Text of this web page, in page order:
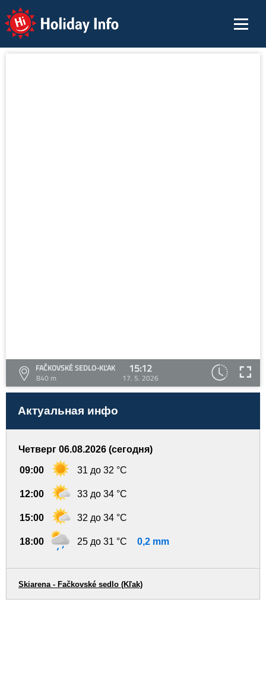
Holiday Info
FAČKOVSKÉ SEDLO-KĽAK
840 m
15:12
17. 5. 2026
Актуальная инфо
Четверг 06.08.2026 (сегодня)
09:00 31 до 32 °C
12:00 33 до 34 °C
15:00 32 до 34 °C
18:00 25 до 31 °C 0,2 mm
Skiarena - Fačkovské sedlo (Kľak)